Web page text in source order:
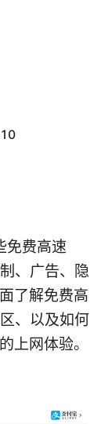
免费高速
、广告、隐
了解免费高
、以及如何
上网体验。